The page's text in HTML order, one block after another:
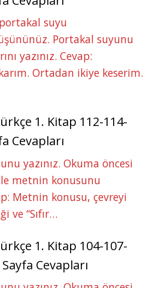
portakal suyu
Portakal suyunu
yazınız. Cevap:
Ortadan ikiye keserim.
1. Kitap 112-114-
Cevapları
yazınız. Okuma öncesi
metnin konusunu
Metnin konusu, çevreyi
ve “Sıfır…
1. Kitap 104-107-
Cevapları